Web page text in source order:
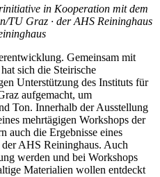
in Kooperation mit dem
TU Graz · der AHS Reininghaus
Gemeinsam mit
sich die Steirische
Unterstützung des Instituts für
aufgemacht, um
Ton. Innerhalb der Ausstellung
mehrtägigen Workshops der
auch die Ergebnisse eines
AHS Reininghaus. Auch
werden und bei Workshops
Materialien wollen entdeckt